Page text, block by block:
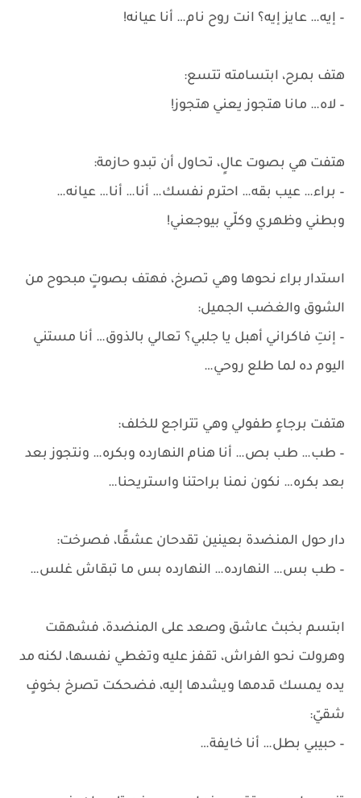
– إيه… عايز إيه؟ انت روح نام… أنا عيانه!
هتف بمرح، ابتسامته تتسع:
– لاه… مانا هتجوز يعني هتجوز!
هتفت هي بصوت عالٍ، تحاول أن تبدو حازمة:
– براء… عيب بقه… احترم نفسك… أنا… أنا… عيانه…
وبطني وظهري وكلّي بيوجعني!
استدار براء نحوها وهي تصرخ، فهتف بصوتٍ مبحوح من
الشوق والغضب الجميل:
– إنتِ فاكراني أهبل يا جلبي؟ تعالي بالذوق… أنا مستني
اليوم ده لما طلع روحي…
هتفت برجاءٍ طفولي وهي تتراجع للخلف:
– طب… طب بص… أنا هنام النهارده وبكره… ونتجوز بعد
بعد بكره… نكون نمنا براحتنا واستريحنا…
دار حول المنضدة بعينين تقدحان عشقًا، فصرخت:
– طب بس… النهارده… النهارده بس ما تبقاش غلس…
ابتسم بخبث عاشق وصعد على المنضدة، فشهقت
وهرولت نحو الفراش، تقفز عليه وتغطي نفسها، لكنه مد
يده يمسك قدمها ويشدها إليه، فضحكت تصرخ بخوفٍ
شقيّ:
– حبيبي بطل… أنا خايفة…